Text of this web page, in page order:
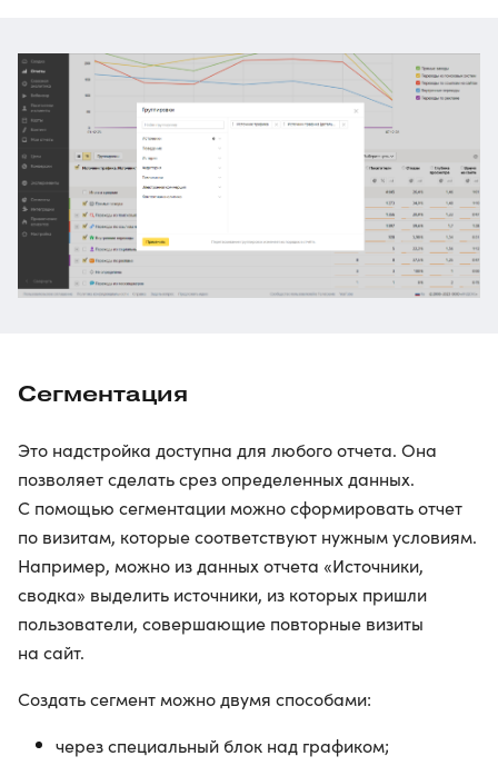
Сегментация
Это надстройка доступна для любого отчета. Она
позволяет сделать срез определенных данных.
С помощью сегментации можно сформировать отчет
по визитам, которые соответствуют нужным условиям.
Например, можно из данных отчета «Источники,
сводка» выделить источники, из которых пришли
пользователи, совершающие повторные визиты
на сайт.
Создать сегмент можно двумя способами:
через специальный блок над графиком;